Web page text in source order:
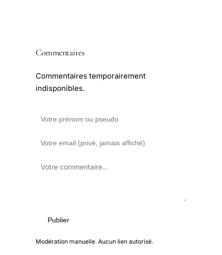
Commentaires
Commentaires temporairement
indisponibles.
Publier
Modération manuelle. Aucun lien autorisé.